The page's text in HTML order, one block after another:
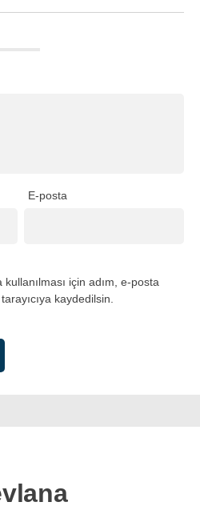
E-posta
için adım, e-posta
kaydedilsin.